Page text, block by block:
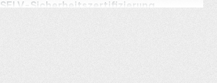
SELV-Sicherheitszertifizierung